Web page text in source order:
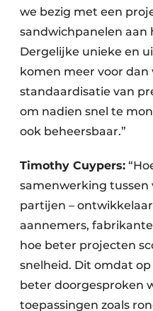
we bezig met een
sandwichpanelen aan
Dergelijke unieke en
komen meer voor dan
standaardisatie van
om nadien snel te
ook beheersbaar.”
Timothy Cuypers:
samenwerking
partijen –
aannemers,
hoe beter projecten
snelheid. Dit omdat
beter doorgesproken
toepassingen zoals